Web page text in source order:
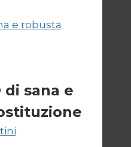
di sana e